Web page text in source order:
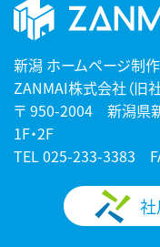
新潟 ホームページ制
ZANMAI株式会社（旧
〒 950-2004 新潟県
1F・2F
TEL025-233-3383
社